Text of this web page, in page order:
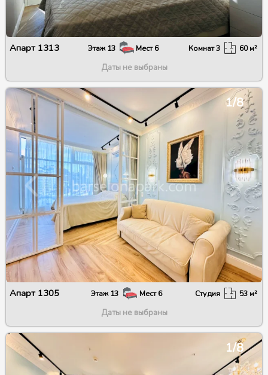
Апарт 1313 Этаж 13 Мест6 Комнат3 60м²
Даты не выбраны
1/8
Апарт 1305 Этаж 13 Мест6 Студия 53м²
Даты не выбраны
1/8